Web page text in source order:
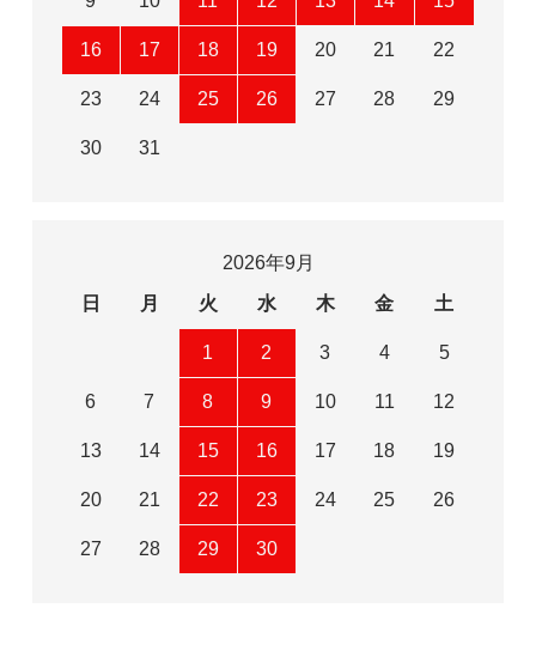
16 17 18 19 20 21 22
23 24 25 26 27 28 29
30 31
2026年9月
日
月 火 水 木 金 土
1 2 3 4 5
6 7 8 9 10 11 12
13 14 15 16 17 18 19
20 21 22 23 24 25 26
27 28 29 30